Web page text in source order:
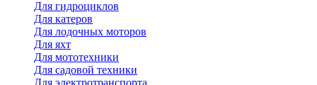
Для гидроциклов
Для катеров
Для лодочных моторов
Для яхт
Для мототехники
Для садовой техники
Для электротранспорта